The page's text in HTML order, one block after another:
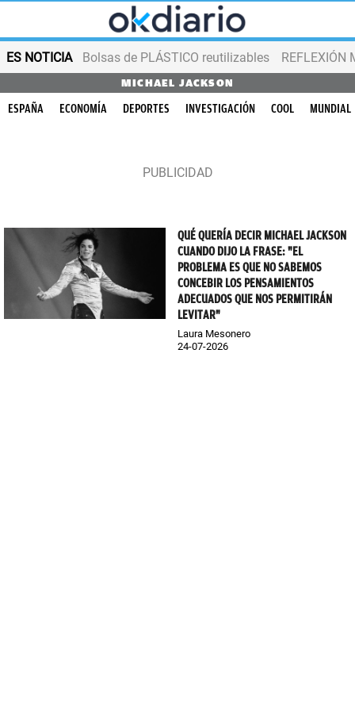
ES NOTICIA Bolsas de PLÁSTICO reutilizables REFLEXIÓN
MICHAEL JACKSON
ESPAÑA ECONOMÍA DEPORTES INVESTIGACIÓN COOL MUNDIAL
QUÉ QUERÍA DECIR MICHAEL JACKSON
CUANDO DIJO LA FRASE: "EL
PROBLEMA ES QUE NO SABEMOS
CONCEBIR LOS PENSAMIENTOS
ADECUADOS QUE NOS PERMITIRÁN
LEVITAR"
Laura Mesonero
24-07-2026